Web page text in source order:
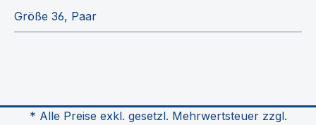
Größe 36, Paar
* Alle Preise exkl. gesetzl. Mehrwertsteuer zzgl.